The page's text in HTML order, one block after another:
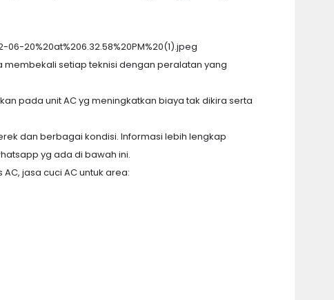
setiap teknisi dengan peralatan yang
pada unit AC yg meningkatkan biaya tak dikira serta
dan berbagai kondisi. Informasi lebih lengkap
yg ada di bawah ini.
jasa cuci AC untuk area: